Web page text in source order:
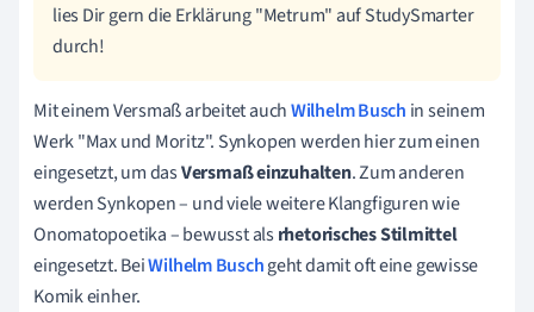
lies Dir gern die Erklärung "Metrum" auf StudySmarter
durch!
Mit einem Versmaß arbeitet auchWilhelm Busch in seinem
Werk "Max und Moritz". Synkopen werden hier zum einen
eingesetzt, um dasVersmaßeinzuhalten. Zum anderen
werdenSynkopen– und viele weitere Klangfiguren wie
Onomatopoetika– bewusst alsrhetorisches Stilmittel
eingesetzt. BeiWilhelm Buschgeht damit oft eine gewisse
Komik einher.